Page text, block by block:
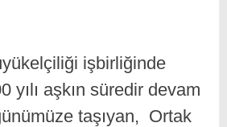
işbirliğinde
aşkın süredir devam
taşıyan, Ortak